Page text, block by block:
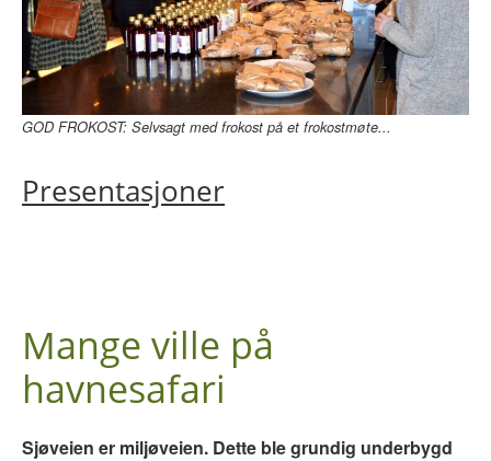
GOD FROKOST: Selvsagt med frokost på et frokostmøte...
Presentasjoner
Mange ville på
havnesafari
Sjøveien er miljøveien. Dette ble grundig underbygd